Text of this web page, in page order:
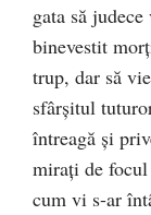
gata să
binevestit
trup, dar să
sfârşitul
întreagă şi
miraţi de
cum vi s-ar